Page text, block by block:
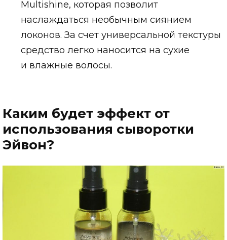
Multishine, которая позволит
наслаждаться необычным сиянием
локонов. За счет универсальной текстуры
средство легко наносится на сухие
и влажные волосы.
Каким будет эффект от
использования сыворотки
Эйвон?